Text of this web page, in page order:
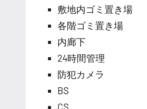
敷地内ゴミ置き場
各階ゴミ置き場
内廊下
24時間管理
防犯カメラ
BS
CS